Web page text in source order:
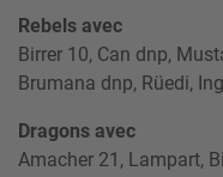
Rebels avec
Birrer 10, Can dnp,
Brumana dnp, Rüedi,
Dragons avec
Amacher 21, Lampart,